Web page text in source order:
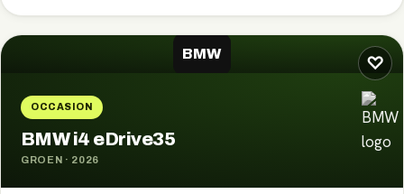
♡
BMW
OCCASION
BMW i4 eDrive35
GROEN · 2026